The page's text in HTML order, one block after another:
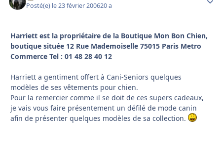
Posté(e) le 23 février 200620 a
Harriett est la propriétaire de la Boutique Mon Bon Chien,
boutique située 12 Rue Mademoiselle 75015 Paris Metro
Commerce Tel : 01 48 28 40 12
Harriett a gentiment offert à Cani-Seniors quelques
modèles de ses vêtements pour chien.
Pour la remercier comme il se doit de ces supers cadeaux,
je vais vous faire présentement un défilé de mode canin
afin de présenter quelques modèles de sa collection.